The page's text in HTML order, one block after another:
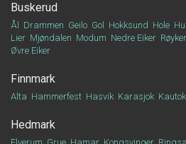
Buskerud
Ål Drammen Geilo Gol Hokksund Hole
Lier Mjøndalen Modum Nedre Eiker
Øvre Eiker
Finnmark
Alta Hammerfest Hasvik Karasjok
Hedmark